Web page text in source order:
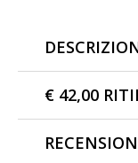
per
MIDIQUAD
Ruota
€ 42,00